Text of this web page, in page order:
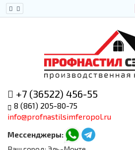
+7 (36522) 456-55
8 (861) 205-80-75
info@profnastilsimferopol.ru
Мессенджеры: